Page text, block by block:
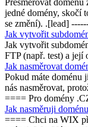
jedné domény, skočí
se změní). .[lead]
Jak vytvořit
Jak vytvořit
FTP (např. test) a její
Jak nasměrovat
Pokud máte doménu
nás nasměrovat,
==== Pro domény
Jak nasměruji
==== Chci na WIX